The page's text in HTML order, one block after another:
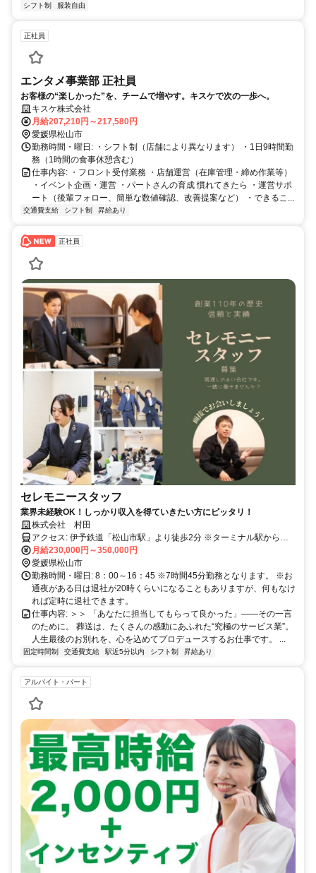
シフト制
服装自由
正社員
エンタメ事業部 正社員
お客様の“楽しかった”を、チームで増やす。キスケで次の一歩へ。
キスケ株式会社
月給207,210円～217,580円
愛媛県松山市
勤務時間・曜日: ・シフト制（店舗により異なります） ・1日9時間勤
務（1時間の食事休憩含む）
仕事内容: ・フロント受付業務 ・店舗運営（在庫管理・締め作業等）
・イベント企画・運営 ・パートさんの育成 慣れてきたら ・運営サポ
ート（後輩フォロー、簡単な数値確認、改善提案など） ・できるこ...
交通費支給 シフト制 昇給あり
正社員
セレモニースタッフ
業界未経験OK！しっかり収入を得ていきたい方にピッタリ！
株式会社 村田
アクセス: 伊予鉄道「松山市駅」より徒歩2分 ※ターミナル駅からス
月給230,000円～350,000円
愛媛県松山市
勤務時間・曜日: 8：00～16：45 ※7時間45分勤務となります。 ※お
通夜がある日は退社が20時くらいになることもありますが、何もなけ
れば定時に退社できます。
仕事内容: ＞＞ 「あなたに担当してもらって良かった」――その一言
のために。 葬送は、たくさんの感動にあふれた“究極のサービス業”。
人生最後のお別れを、心を込めてプロデュースするお仕事です。 ...
固定時間制 交通費支給 駅近5分以内 シフト制 昇給あり
アルバイト・パート